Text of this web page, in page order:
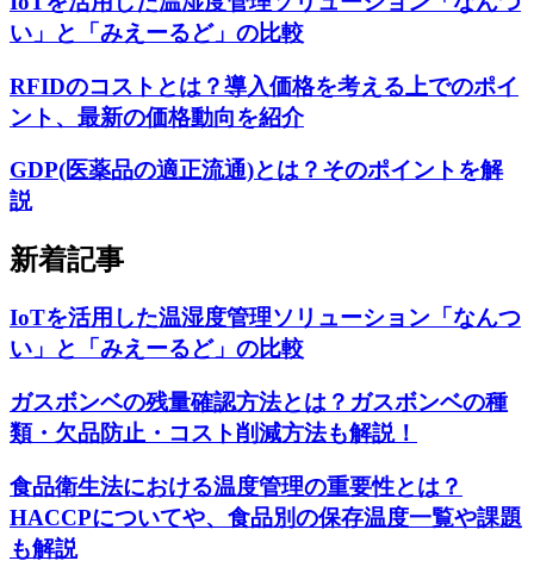
い」と「みえーるど」の比較
RFIDのコストとは？導入価格を考える上でのポイ
ント、最新の価格動向を紹介
GDP(医薬品の適正流通)とは？そのポイントを解
説
新着記事
IoTを活用した温湿度管理ソリューション「なんつ
い」と「みえーるど」の比較
ガスボンベの残量確認方法とは？ガスボンベの種
類・欠品防止・コスト削減方法も解説！
食品衛生法における温度管理の重要性とは？
HACCPについてや、食品別の保存温度一覧や課題
も解説